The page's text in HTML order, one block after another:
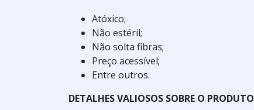
Atóxico;
Não estéril;
Não solta fibras;
Preço acessível;
Entre outros.
DETALHES VALIOSOS SOBRE O PRODUTO